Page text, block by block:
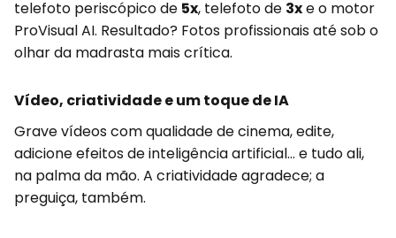
telefoto periscópico de 5x, telefoto de 3xe o motor
ProVisual AI. Resultado? Fotos profissionais até sob o
olhar da madrasta mais crítica.
Vídeo, criatividade e um toque de IA
Grave vídeos com qualidade de cinema, edite,
adicione efeitos de inteligência artificial... e tudo ali,
na palma da mão. A criatividade agradece; a
preguiça, também.